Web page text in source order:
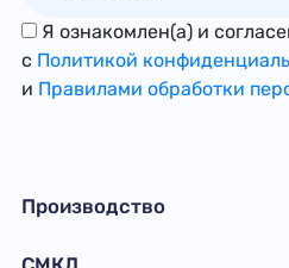
Я ознакомлен(а) и
с Политикой
и Правилами обработки
Производство